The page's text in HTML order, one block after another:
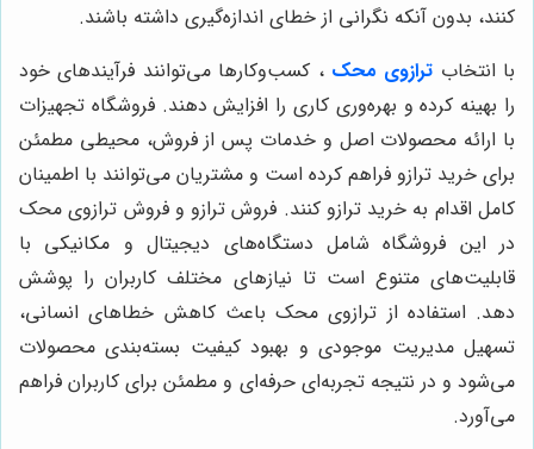
کنند، بدون آنکه نگرانی از خطای اندازه‌گیری داشته باشند.
با انتخاب ترازوی محک ، کسب‌وکارها می‌توانند فرآیندهای خود
را بهینه کرده و بهره‌وری کاری را افزایش دهند. فروشگاه تجهیزات
با ارائه محصولات اصل و خدمات پس از فروش، محیطی مطمئن
برای خرید ترازو فراهم کرده است و مشتریان می‌توانند با اطمینان
کامل اقدام به خرید ترازو کنند. فروش ترازو و فروش ترازوی محک
در این فروشگاه شامل دستگاه‌های دیجیتال و مکانیکی با
قابلیت‌های متنوع است تا نیازهای مختلف کاربران را پوشش
دهد. استفاده از ترازوی محک باعث کاهش خطاهای انسانی،
تسهیل مدیریت موجودی و بهبود کیفیت بسته‌بندی محصولات
می‌شود و در نتیجه تجربه‌ای حرفه‌ای و مطمئن برای کاربران فراهم
می‌آورد.